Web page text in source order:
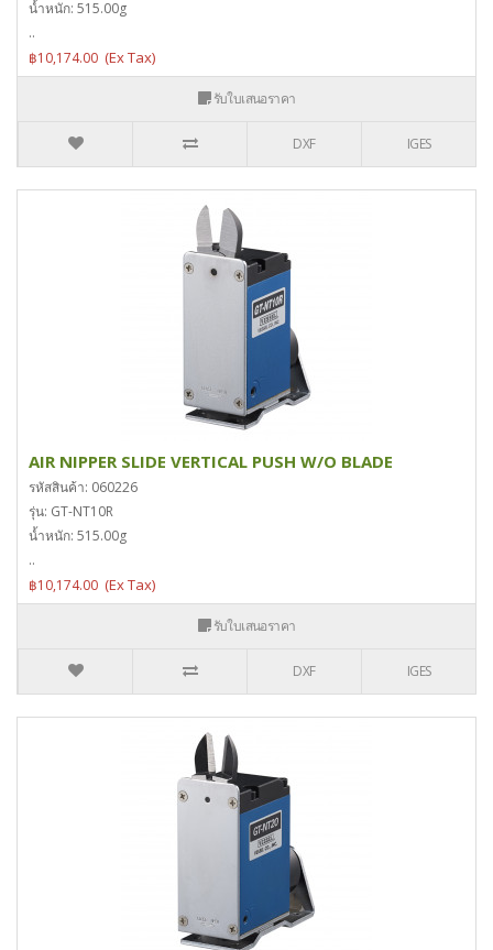
น้ำหนัก: 515.00g
..
฿10,174.00
รับใบเสนอราคา
DXF IGES
AIR NIPPER SLIDE VERTICAL PUSH W/O BLADE
รหัสสินค้า: 060226
รุ่น: GT-NT10R
น้ำหนัก: 515.00g
..
฿10,174.00
รับใบเสนอราคา
DXF IGES